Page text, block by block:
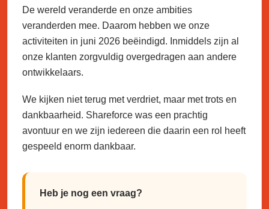
De wereld veranderde en onze ambities
veranderden mee. Daarom hebben we onze
activiteiten in juni 2026 beëindigd. Inmiddels zijn al
onze klanten zorgvuldig overgedragen aan andere
ontwikkelaars.
We kijken niet terug met verdriet, maar met trots en
dankbaarheid. Shareforce was een prachtig
avontuur en we zijn iedereen die daarin een rol heeft
gespeeld enorm dankbaar.
Heb je nog een vraag?